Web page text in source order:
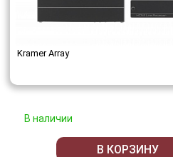
Kramer Array
В наличии
В КОРЗИНУ